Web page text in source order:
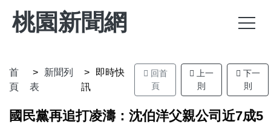
桃園新聞網
首
頁
新聞列
表
即時快
訊
回首
頁
上一
則
下一
則
國民黨再追打凌濤：沈伯洋父親公司近7成5